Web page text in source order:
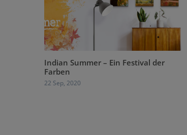
Indian Summer – Ein Festival der
Farben
22 Sep, 2020